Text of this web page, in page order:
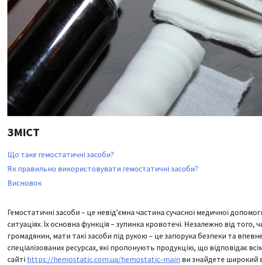
ЗМІСТ
Що таке гемостатичні засоби?
Як правильно використовувати гемостатичні засоби?
Висновок
Гемостатичні засоби – це невід’ємна частина сучасної медичної
ситуаціях. Їх основна функція – зупинка кровотечі. Незалежно від
громадянин, мати такі засоби під рукою – це запорука безпеки та
спеціалізованих ресурсах, які пропонують продукцію, що відповідає
сайті https://hemostatic.com.ua/hemostatic-main ви знайдете широкий